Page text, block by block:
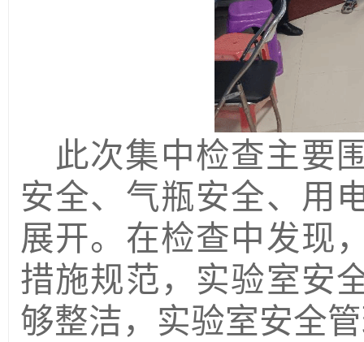
此次集中检查主要
安全、气瓶安全、用
展开。在检查中发现
措施规范，实验室安
够整洁，实验室安全